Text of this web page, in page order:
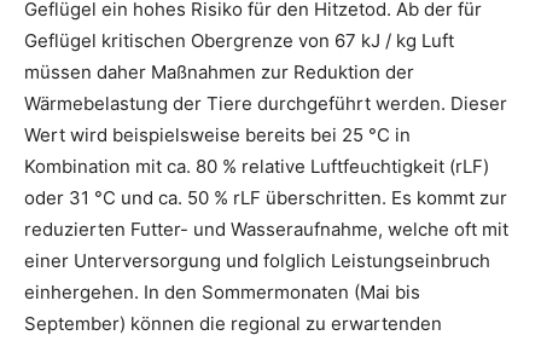
Geflügel ein hohes Risiko für den Hitzetod. Ab der für
Geflügel kritischen Obergrenze von 67 kJ / kg Luft
müssen daher Maßnahmen zur Reduktion der
Wärmebelastung der Tiere durchgeführt werden. Dieser
Wert wird beispielsweise bereits bei 25 °C in
Kombination mit ca. 80 % relative Luftfeuchtigkeit (rLF)
oder 31 °C und ca. 50 % rLF überschritten. Es kommt zur
reduzierten Futter- und Wasseraufnahme, welche oft mit
einer Unterversorgung und folglich Leistungseinbruch
einhergehen. In den Sommermonaten (Mai bis
September) können die regional zu erwartenden